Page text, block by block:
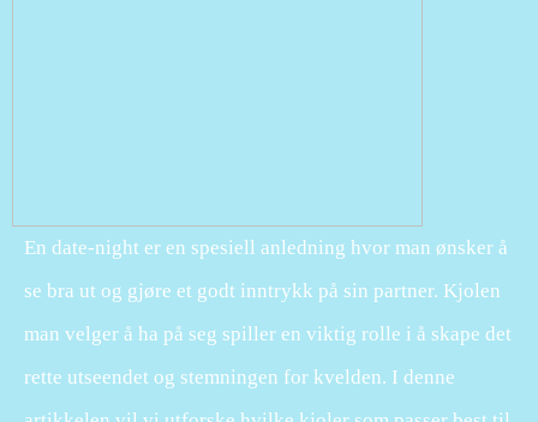
En date-night er en spesiell anledning hvor man ønsker å
se bra ut og gjøre et godt inntrykk på sin partner. Kjolen
man velger å ha på seg spiller en viktig rolle i å skape det
rette utseendet og stemningen for kvelden. I denne